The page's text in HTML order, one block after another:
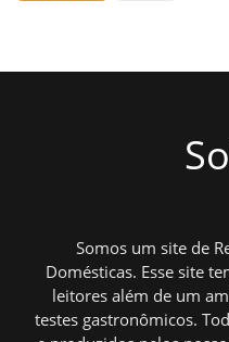
Somos um site de
Domésticas. Esse site
leitores além de um
testes gastronômicos.